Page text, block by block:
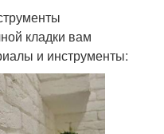
кладки вам
и инструменты: